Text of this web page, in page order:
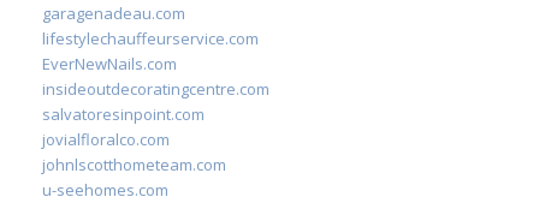
garagenadeau.com
lifestylechauffeurservice.com
EverNewNails.com
insideoutdecoratingcentre.com
salvatoresinpoint.com
jovialfloralco.com
johnlscotthometeam.com
u-seehomes.com